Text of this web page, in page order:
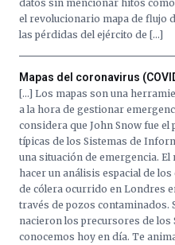
datos sin mencionar hitos como
el revolucionario mapa de flujo
las pérdidas del ejército de […]
Mapas del coronavirus
[…] Los mapas son una
a la hora de gestionar
considera que John Snow fue
típicas de los Sistemas de
una situación de emergencia.
hacer un análisis espacial de
de cólera ocurrido en Londres
través de pozos contaminados.
nacieron los precursores de los
conocemos hoy en día. Te